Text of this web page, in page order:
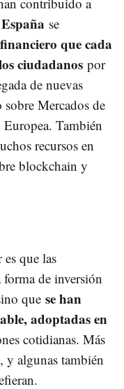
se
que cada
ciudadanos por
de nuevas
Mercados de
También
recursos en
blockchain y
que las
de inversión
que se han
adoptadas en
cotidianas. Más
y algunas también